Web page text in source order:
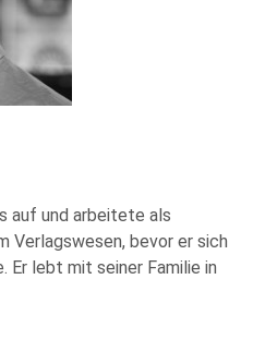
auf und arbeitete als
Verlagswesen, bevor er sich
Er lebt mit seiner Familie in